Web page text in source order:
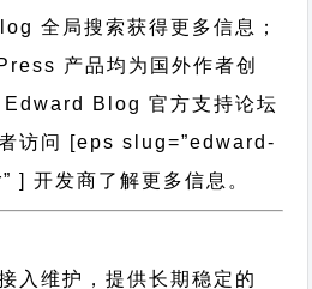
全局搜索获得更多信息；
产品均为国外作者创
Edward Blog 官方支持论坛
者访问 [eps slug=”edward-
] 开发商了解更多信息。
入维护，提供长期稳定的